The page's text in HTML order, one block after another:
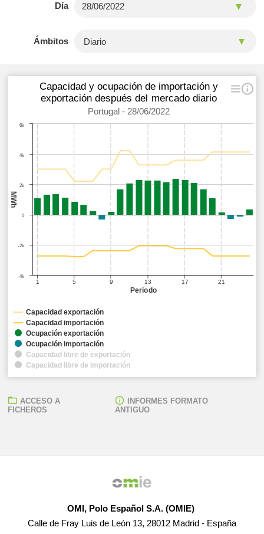
Día
Ámbitos
Periodo
MWh
Capacidad y ocupación de importación y
exportación después del mercado diario
Portugal - 28/06/2022
1 5 9 13 17 21
-4k
-2k
0
2k
4k
6k
Capacidad exportación
Capacidad importación
Ocupación exportación
Ocupación importación
Capacidad libre de exportación
Capacidad libre de importación
ACCESO A
FICHEROS
INFORMES FORMATO
ANTIGUO
OMI, Polo Español S.A. (OMIE)
Calle de Fray Luis de León 13, 28012 Madrid - España